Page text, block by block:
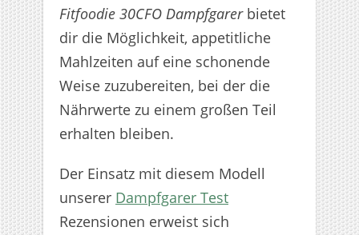
Fitfoodie 30CFO Dampfgarerbietet
dir die Möglichkeit, appetitliche
Mahlzeiten auf eine schonende
Weise zuzubereiten, bei der die
Nährwerte zu einem großen Teil
erhalten bleiben.
Der Einsatz mit diesem Modell
unserer Dampfgarer Test
Rezensionen erweist sich